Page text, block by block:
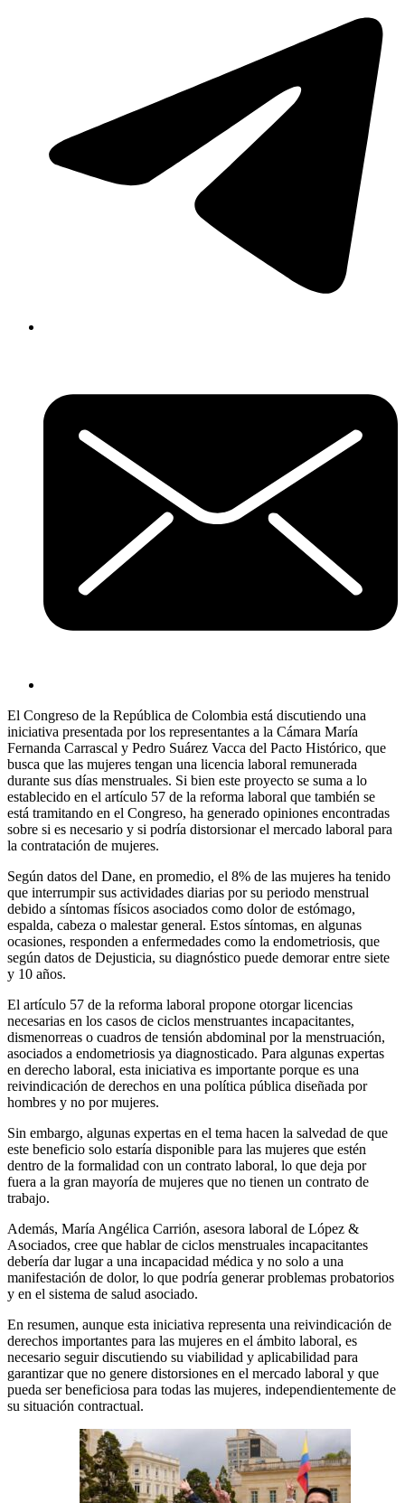
El Congreso de la República de Colombia está discutiendo una
iniciativa presentada por los representantes a la Cámara María
Fernanda Carrascal y Pedro Suárez Vacca del Pacto Histórico, que
busca que las mujeres tengan una licencia laboral remunerada
durante sus días menstruales. Si bien este proyecto se suma a lo
establecido en el artículo 57 de la reforma laboral que también se
está tramitando en el Congreso, ha generado opiniones encontradas
sobre si es necesario y si podría distorsionar el mercado laboral para
la contratación de mujeres.
Según datos del Dane, en promedio, el 8% de las mujeres ha tenido
que interrumpir sus actividades diarias por su periodo menstrual
debido a síntomas físicos asociados como dolor de estómago,
espalda, cabeza o malestar general. Estos síntomas, en algunas
ocasiones, responden a enfermedades como la endometriosis, que
según datos de Dejusticia, su diagnóstico puede demorar entre siete
y 10 años.
El artículo 57 de la reforma laboral propone otorgar licencias
necesarias en los casos de ciclos menstruantes incapacitantes,
dismenorreas o cuadros de tensión abdominal por la menstruación,
asociados a endometriosis ya diagnosticado. Para algunas expertas
en derecho laboral, esta iniciativa es importante porque es una
reivindicación de derechos en una política pública diseñada por
hombres y no por mujeres.
Sin embargo, algunas expertas en el tema hacen la salvedad de que
este beneficio solo estaría disponible para las mujeres que estén
dentro de la formalidad con un contrato laboral, lo que deja por
fuera a la gran mayoría de mujeres que no tienen un contrato de
trabajo.
Además, María Angélica Carrión, asesora laboral de López &
Asociados, cree que hablar de ciclos menstruales incapacitantes
debería dar lugar a una incapacidad médica y no solo a una
manifestación de dolor, lo que podría generar problemas probatorios
y en el sistema de salud asociado.
En resumen, aunque esta iniciativa representa una reivindicación de
derechos importantes para las mujeres en el ámbito laboral, es
necesario seguir discutiendo su viabilidad y aplicabilidad para
garantizar que no genere distorsiones en el mercado laboral y que
pueda ser beneficiosa para todas las mujeres, independientemente de
su situación contractual.